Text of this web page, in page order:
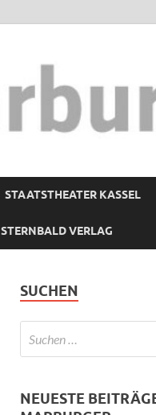
STAATSTHEATER KASSEL
STERNBALD VERLAG
SUCHEN
NEUESTE